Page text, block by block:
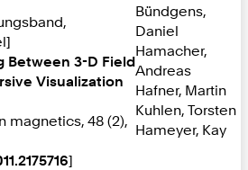
Between 3-D Field
Visualization
magnetics, 48 (2),
]
Bündgens,
Daniel
Hamacher,
Andreas
Hafner, Martin
Kuhlen, Torsten
Hameyer, Kay